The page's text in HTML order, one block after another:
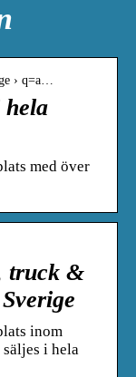
› q=a…
hela
med över
truck &
inom
i hela